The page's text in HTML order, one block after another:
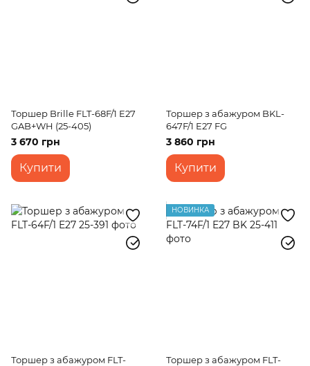
Торшер Brille FLT-68F/1 E27
GAB+WH (25-405)
3 670 грн
Купити
Торшер з абажуром BKL-
647F/1 E27 FG
3 860 грн
Купити
Торшер з абажуром FLT-
НОВИНКА
Торшер з абажуром FLT-